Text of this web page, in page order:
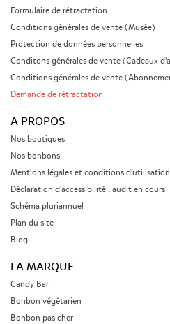
Formulaire de rétractation
Conditions générales de vente (Musée)
Protection de données personnelles
Conditons générales de vente (Cadeaux
Conditions générales de vente
Demande de rétractation
A PROPOS
Nos boutiques
Nos bonbons
Mentions légales et conditions d'utilisation
Déclaration d'accessibilité : audit en cours
Schéma pluriannuel
Plan du site
Blog
LA MARQUE
Candy Bar
Bonbon végétarien
Bonbon pas cher